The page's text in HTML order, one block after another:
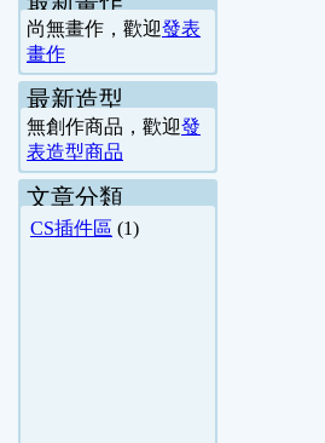
尚無畫作，歡迎發表
畫作
最新造型
無創作商品，歡迎發
表造型商品
文章分類
CS插件區 (1)